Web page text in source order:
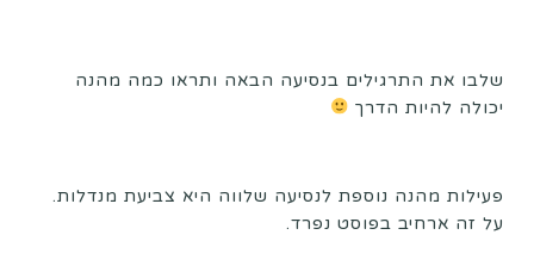
שלבו את התרגילים בנסיעה הבאה ותראו כמה מהנה
יכולה להיות הדרך
פעילות מהנה נוספת לנסיעה שלווה היא צביעת מנדלות.
על זה ארחיב בפוסט נפרד.